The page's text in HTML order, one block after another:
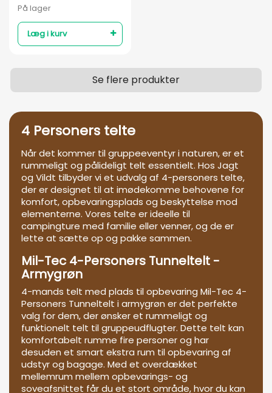
På lager
Læg i kurv
Se flere produkter
4 Personers telte
Når det kommer til gruppeeventyr i naturen, er et
rummeligt og pålideligt telt essentielt. Hos Jagt
og Vildt tilbyder vi et udvalg af 4-personers telte,
der er designet til at imødekomme behovene for
komfort, opbevaringsplads og beskyttelse mod
elementerne. Vores telte er ideelle til
campingture med familie eller venner, og de er
lette at sætte op og pakke sammen.
Mil-Tec 4-Personers Tunneltelt -
Armygrøn
4-mands telt med plads til opbevaring Mil-Tec 4-
Personers Tunneltelt i armygrøn er det perfekte
valg for dem, der ønsker et rummeligt og
funktionelt telt til gruppeudflugter. Dette telt kan
komfortabelt rumme fire personer og har
desuden et smart ekstra rum til opbevaring af
udstyr og bagage. Med et overdækket
mellemrum mellem opbevarings- og
soveafsnittet får du et stort område, hvor du kan